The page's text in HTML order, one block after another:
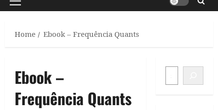
Primary
Home
Ebook – Frequência Quants
Ebook –
Frequência Quants